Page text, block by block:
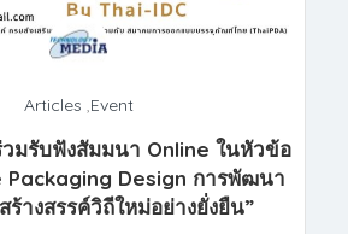
Articles Event
มรับฟังสัมมนา Online ในหัวข้อ
Packaging Design การพัฒนา
างสรรค์วิถีใหม่อย่างยั่งยืน”